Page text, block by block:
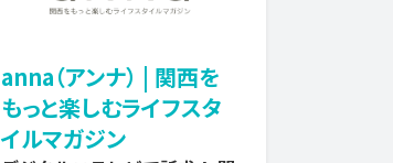
anna（アンナ） | 関西を
もっと楽しむライフスタ
イルマガジン